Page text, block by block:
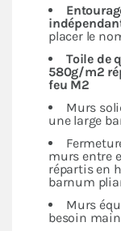
placer le
Toile de
580g/m2
feu M2
Murs
une large
murs entre
répartis en
barnum
Murs
besoin